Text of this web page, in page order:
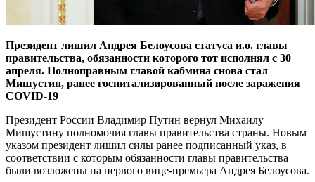
Президент лишил Андрея Белоусова статуса и.о. главы
правительства, обязанности которого тот исполнял с 30
апреля. Полноправным главой кабмина снова стал
Мишустин, ранее госпитализированный после заражения
COVID-19
Президент России Владимир Путин вернул Михаилу
Мишустину полномочия главы правительства страны. Новым
указом президент лишил силы ранее подписанный указ, в
соответствии с которым обязанности главы правительства
были возложены на первого вице-премьера Андрея Белоусова.